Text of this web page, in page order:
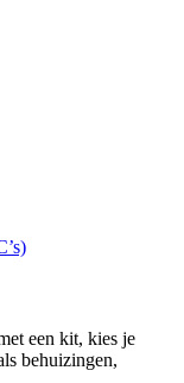
een kit, kies je
behuizingen,